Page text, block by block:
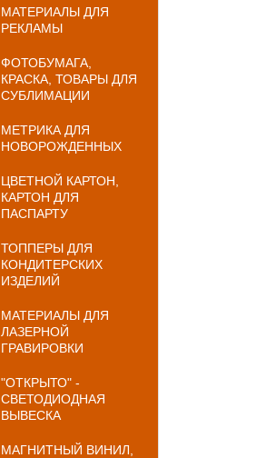
МАТЕРИАЛЫ ДЛЯ
РЕКЛАМЫ
ФОТОБУМАГА,
КРАСКА, ТОВАРЫ ДЛЯ
СУБЛИМАЦИИ
МЕТРИКА ДЛЯ
НОВОРОЖДЕННЫХ
ЦВЕТНОЙ КАРТОН,
КАРТОН ДЛЯ
ПАСПАРТУ
ТОППЕРЫ ДЛЯ
КОНДИТЕРСКИХ
ИЗДЕЛИЙ
МАТЕРИАЛЫ ДЛЯ
ЛАЗЕРНОЙ
ГРАВИРОВКИ
"ОТКРЫТО" -
СВЕТОДИОДНАЯ
ВЫВЕСКА
МАГНИТНЫЙ ВИНИЛ,